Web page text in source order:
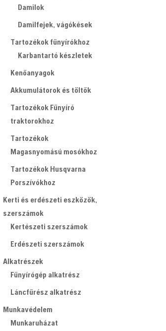
Damilok
Damilfejek, vágókések
Tartozékok fűnyírókhoz
Karbantartó készletek
Kenőanyagok
Akkumulátorok és töltők
Tartozékok Fűnyíró
traktorokhoz
Tartozékok
Magasnyomású mosókhoz
Tartozékok Husqvarna
Porszívókhoz
Kerti és erdészeti eszközök,
szerszámok
Kertészeti szerszámok
Erdészeti szerszámok
Alkatrészek
Fűnyírógép alkatrész
Láncfűrész alkatrész
Munkavédelem
Munkaruházat